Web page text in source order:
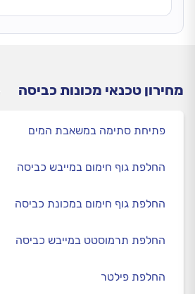
מחירון טכנאי מכונות כביסה
פתיחת סתימה במשאבת המים
החלפת גוף חימום במייבש כביסה
החלפת גוף חימום במכונת כביסה
החלפת תרמוסטט במייבש כביסה
החלפת פילטר